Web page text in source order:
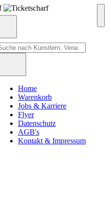
Home
Warenkorb
Jobs & Karriere
Flyer
Datenschutz
AGB's
Kontakt & Impressum